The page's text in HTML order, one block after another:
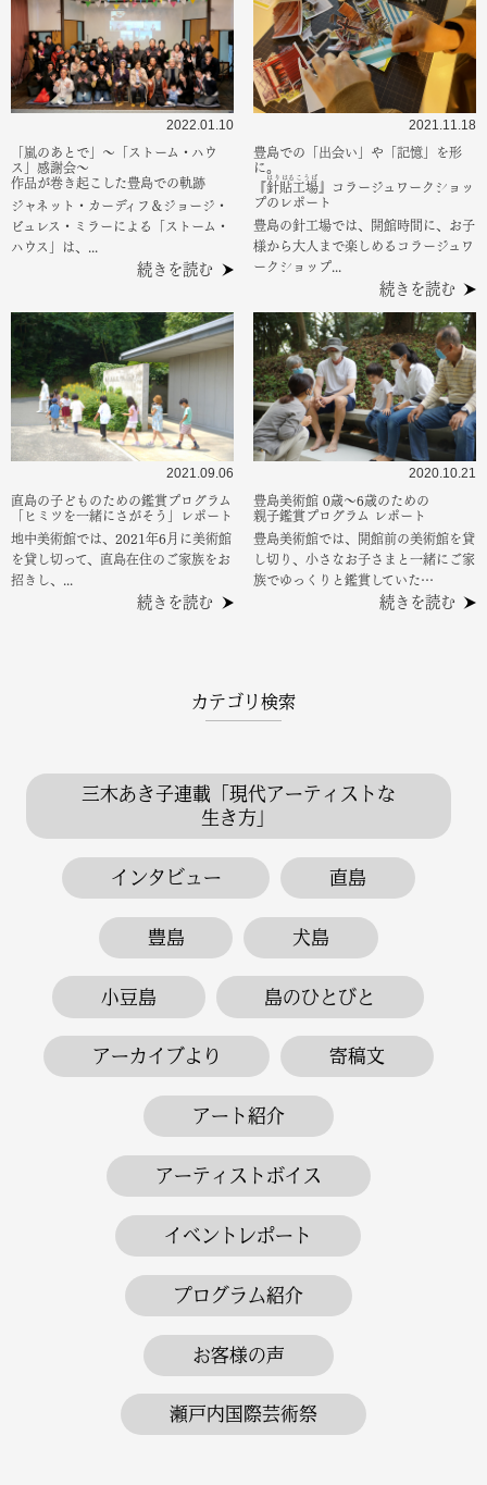
2022.01.10
「嵐のあとで」～「ストーム・ハウ
ス」感謝会～
作品が巻き起こした豊島での軌跡
ジャネット・カーディフ＆ジョージ・
ビュレス・ミラーによる「ストーム・
ハウス」は、...
続きを読む
2021.11.18
豊島での「出会い」や「記憶」を形
に。
針貼工場
はりはるこうば
』コラージュワークショッ
プのレポート
豊島の針工場では、開館時間に、お子
様から大人まで楽しめるコラージュワ
ークショップ...
続きを読む
2021.09.06
直島の子どものための鑑賞プログラム
「ヒミツを一緒にさがそう」レポート
地中美術館では、2021年6月に美術館
を貸し切って、直島在住のご家族をお
招きし、...
続きを読む
2020.10.21
豊島美術館 0歳～6歳のための
親子鑑賞プログラム レポート
豊島美術館では、開館前の美術館を貸
し切り、小さなお子さまと一緒にご家
族でゆっくりと鑑賞していた…
続きを読む
カテゴリ検索
三木あき子連載「現代アーティストな
生き方」
インタビュー 直島
豊島 犬島
小豆島 島のひとびと
アーカイブより 寄稿文
アート紹介
アーティストボイス
イベントレポート
プログラム紹介
お客様の声
瀬戸内国際芸術祭